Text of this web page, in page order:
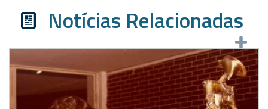
Notícias Relacionadas